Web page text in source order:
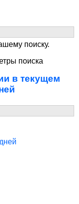
поиску.
поиска
в текущем